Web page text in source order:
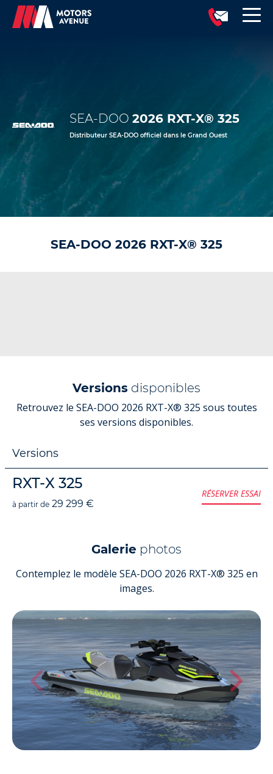
SEA-DOO 2026 RXT-X® 325
Distributeur SEA-DOO officiel dans le Grand Ouest
SEA-DOO 2026 RXT-X® 325
Versions disponibles
Retrouvez le SEA-DOO 2026 RXT-X® 325 sous toutes
ses versions disponibles.
Versions
RXT-X 325
à partir de 29 299 €
RÉSERVER ESSAI
Galerie photos
Contemplez le modèle SEA-DOO 2026 RXT-X® 325 en
images.